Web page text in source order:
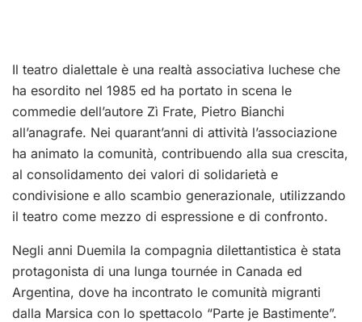
Il teatro dialettale è una realtà associativa luchese che
ha esordito nel 1985 ed ha portato in scena le
commedie dell’autore Zì Frate, Pietro Bianchi
all’anagrafe. Nei quarant’anni di attività l’associazione
ha animato la comunità, contribuendo alla sua crescita,
al consolidamento dei valori di solidarietà e
condivisione e allo scambio generazionale, utilizzando
il teatro come mezzo di espressione e di confronto.
Negli anni Duemila la compagnia dilettantistica è stata
protagonista di una lunga tournée in Canada ed
Argentina, dove ha incontrato le comunità migranti
dalla Marsica con lo spettacolo “Parte je Bastimente”.